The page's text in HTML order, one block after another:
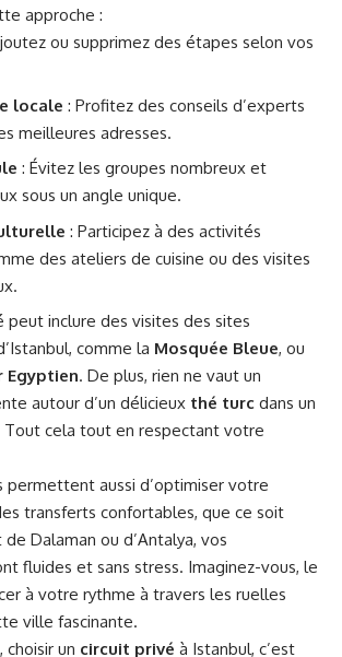
approche :
ou supprimez des étapes selon vos
locale : Profitez des conseils d’experts
meilleures adresses.
: Évitez les groupes nombreux et
sous un angle unique.
: Participez à des activités
des ateliers de cuisine ou des visites
peut inclure des visites des sites
comme la Mosquée Bleue, ou
Egyptien. De plus, rien ne vaut un
autour d’un délicieux thé turc dans un
cela tout en respectant votre
permettent aussi d’optimiser votre
transferts confortables, que ce soit
Dalaman ou d’Antalya, vos
fluides et sans stress. Imaginez-vous, le
à votre rythme à travers les ruelles
ville fascinante.
choisir un circuit privé à Istanbul, c’est